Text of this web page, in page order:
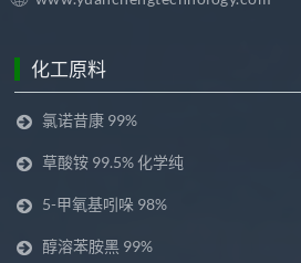
化工原料
氯诺昔康 99%
草酸铵 99.5% 化学纯
5-甲氧基吲哚 98%
醇溶苯胺黑 99%